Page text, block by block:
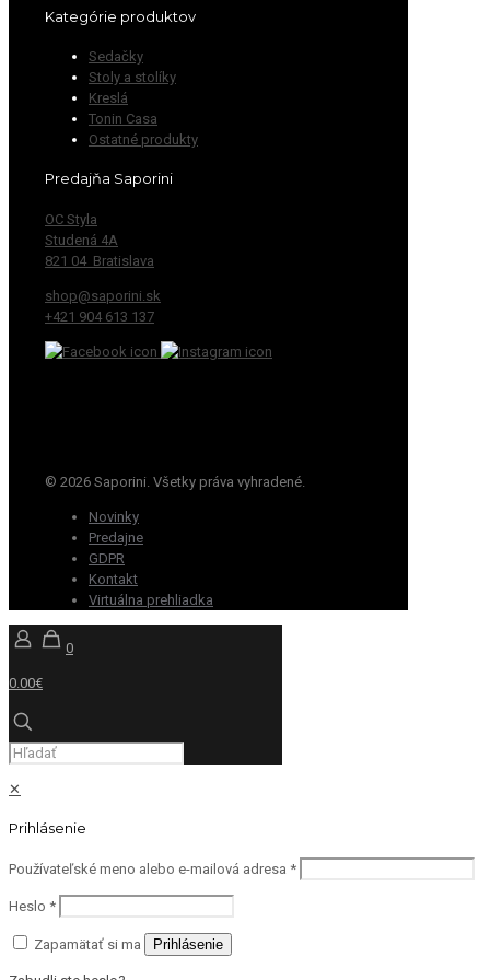
Kategórie produktov
Sedačky
Stoly a stolíky
Kreslá
Tonin Casa
Ostatné produkty
Predajňa Saporini
OC Styla
Studená 4A
821 04 Bratislava
shop@saporini.sk
+421 904 613 137
© 2026 Saporini. Všetky práva vyhradené.
Novinky
Predajne
GDPR
Kontakt
Virtuálna prehliadka
0
0.00€
✕
Prihlásenie
Používateľské meno alebo e-mailová adresa *
Heslo *
Zapamätať si ma Prihlásenie